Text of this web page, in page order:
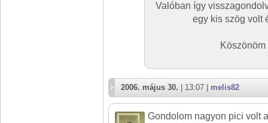
Valóban így
egy kis szög volt
2006. május 30. | 13:07 | melis82
Gondolom nagyon pici volt